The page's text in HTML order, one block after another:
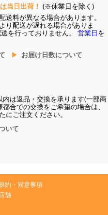
当日出荷！ (※休業日を除く)
送料が異なる場合があります。
り配送が遅れる場合がありま
を行っておりません。 営業日を
お届け日数について
内は返品・交換を承ります(一部商
合での交換をご希望の場合は、
にご注文ください。
いて
約・同意事項
店舗